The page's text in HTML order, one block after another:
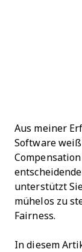
Aus meiner
Software
unterstützt
mühelos zu
Fairness.
In diesem